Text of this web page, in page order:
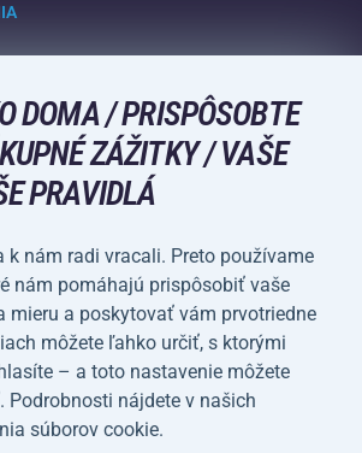
a doplnky
Ochrana osobných
údajov
DOMA / PRISPÔSOBTE
ZÁŽITKY / VAŠE
PRAVIDLÁ
k nám radi vracali. Preto používame
nám pomáhajú prispôsobiť vaše
mieru a poskytovať vám prvotriedne
môžete ľahko určiť, s ktorými
– a toto nastavenie môžete
Podrobnosti nájdete v našich
súborov cookie.